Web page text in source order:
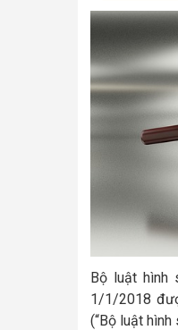
Bộ luật hình
1/1/2018
(“Bộ luật